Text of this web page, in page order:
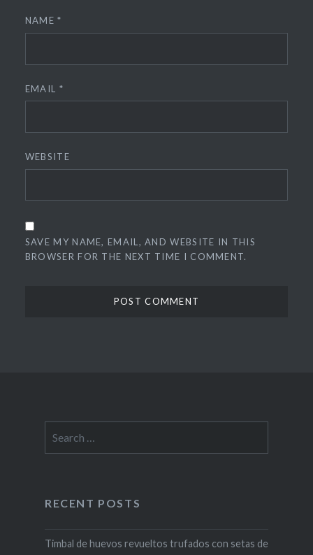
NAME*
EMAIL *
WEBSITE
SAVE MY NAME, EMAIL, AND WEBSITE IN THIS
BROWSER FOR THE NEXT TIME I COMMENT.
for:
RECENT POSTS
Timbal de huevos revueltos trufados con setas de